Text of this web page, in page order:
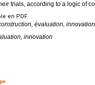
trials, according to a logic of
en PDF.
évaluation, innovation
innovation